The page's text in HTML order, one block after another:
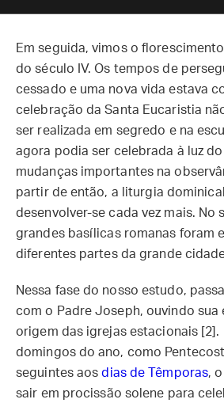
Em seguida, vimos o
do século IV. Os tempos de
cessado e uma nova vida estava
celebração da Santa Eucaristia
ser realizada em segredo e na
agora podia ser celebrada à luz
mudanças importantes na
partir de então, a liturgia
desenvolver-se cada vez mais. No
grandes basílicas romanas foram
diferentes partes da grande
Nessa fase do nosso estudo,
com o Padre Joseph, ouvindo sua
origem das igrejas estacionais [2].
domingos do ano, como
seguintes aosdias de Têmporas,
sair em procissão solene para